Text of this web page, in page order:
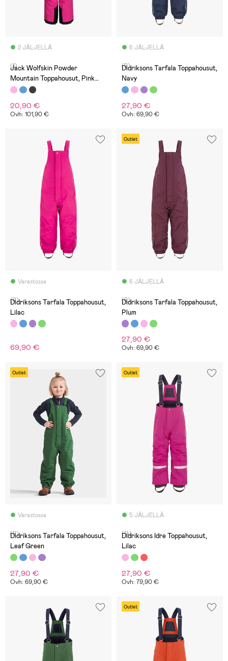
2 JÄLJELLÄ
(1)
Jack Wolfskin Powder
Mountain Toppahousut, Pink
Fuchsia
20,90 €
Ovh: 101,90 €
6 JÄLJELLÄ
(9)
Didriksons Tarfala Toppahousut,
Navy
27,90 €
Ovh: 69,90 €
Varastossa
(9)
Didriksons Tarfala Toppahousut,
Lilac
69,90 €
Outlet
6 JÄLJELLÄ
(9)
Didriksons Tarfala Toppahousut,
Plum
27,90 €
Ovh: 69,90 €
Outlet
Varastossa
(9)
Didriksons Tarfala Toppahousut,
Leaf Green
27,90 €
Ovh: 69,90 €
Outlet
5 JÄLJELLÄ
(14)
Didriksons Idre Toppahousut,
Lilac
27,90 €
Ovh: 79,90 €
Outlet